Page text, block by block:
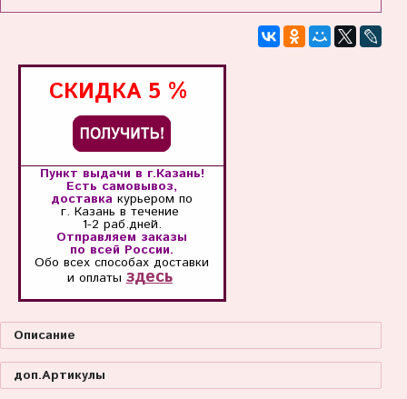
СКИДКА 5 %
Пункт выдачи в г.Казань!
Есть самовывоз,
доставка курьером по
г. Казань в течение
1-2 раб.дней.
Отправляем заказы
по всей России.
Обо всех способахдоставки
и оплаты здесь
Описание
доп.Артикулы